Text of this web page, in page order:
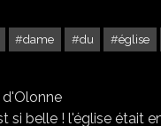
dame du église
! l'église était en